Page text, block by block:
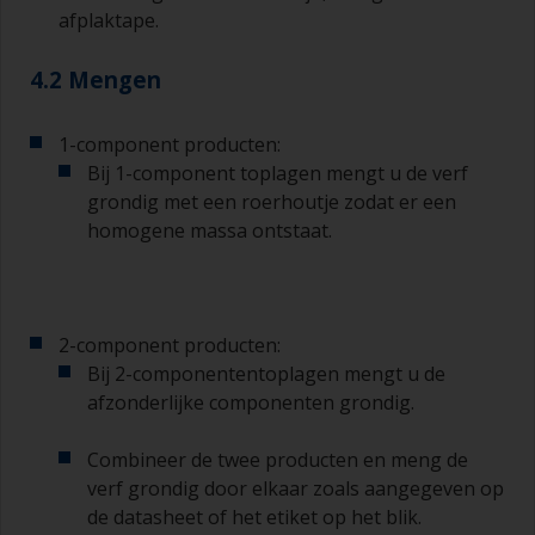
De kwasten moeten een middelgrote tot grote
haren
schilderen van moeilijk te bereiken gebieden.
Was uw kwasten met het juiste oplosmiddel en
laat ze grondig drogen voordat u deze gebruikt,
om vervuiling te voorkomen.
die voor het aanbrengen van grondverf en het
aflakken.
door de kwast onder een hoek van 45° ten
opzichte van het oppervlak te houden.
Voor het schoonmaken van kwasten doet u wat
afplaktape.
4.2 Mengen
1-component producten:
Bij 1-component toplagen mengt u de verf
grondig met een roerhoutje zodat er een
homogene massa ontstaat.
2-component producten:
Bij 2-componententoplagen mengt u de
afzonderlijke componenten grondig.
Combineer de twee producten en meng de
verf grondig door elkaar zoals aangegeven op
de datasheet of het etiket op het blik.